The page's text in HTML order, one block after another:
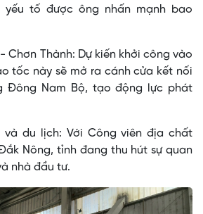
yếu tố được ông nhấn mạnh bao
Chơn Thành: Dự kiến khởi công vào
tốc này sẽ mở ra cánh cửa kết nối
Đông Nam Bộ, tạo động lực phát
du lịch: Với Công viên địa chất
Nông, tỉnh đang thu hút sự quan
nhà đầu tư.